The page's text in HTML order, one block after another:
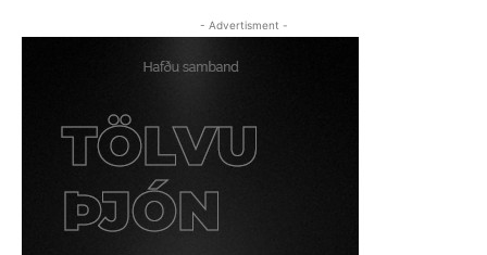
- Advertisment -